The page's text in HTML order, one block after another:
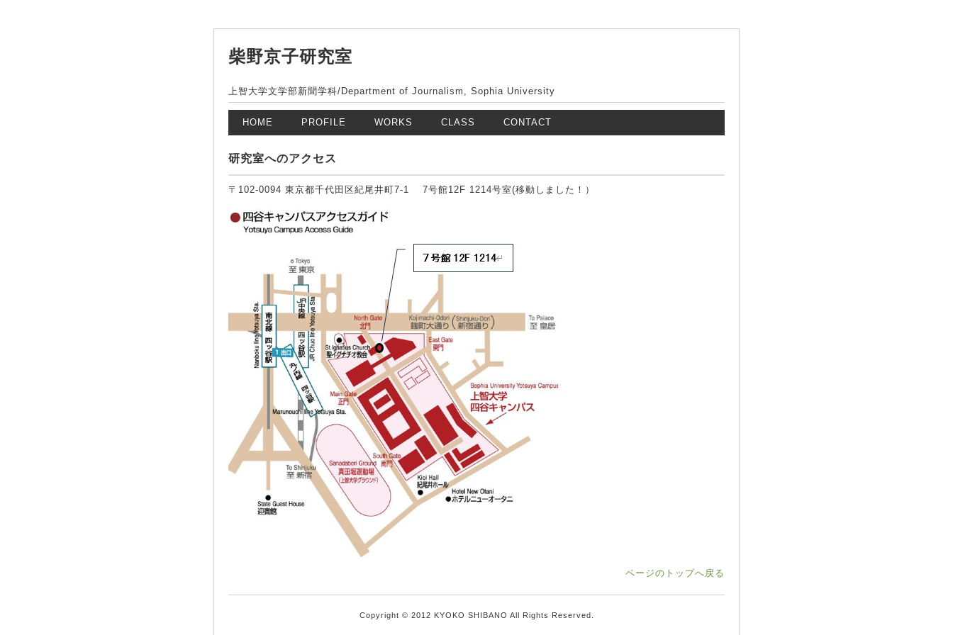
柴野京子研究室
上智大学文学部新聞学科/Department of Journalism, Sophia University
HOME PROFILE WORKS CLASS CONTACT
研究室へのアクセス
〒102-0094 東京都千代田区紀尾井町7-1 7号館12F 1214号室(移動しました！）
ページのトップへ戻る
Copyright © 2012 KYOKO SHIBANO All Rights Reserved.